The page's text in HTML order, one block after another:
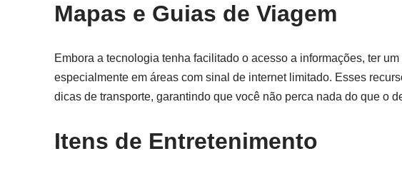
Mapas e Guias de Viagem
Embora a tecnologia tenha facilitado o acesso a informações, ter
especialmente em áreas com sinal de internet limitado. Esses
dicas de transporte, garantindo que você não perca nada do que o
Itens de Entretenimento